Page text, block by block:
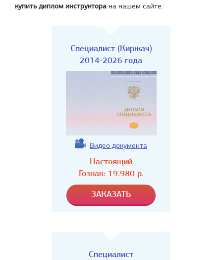
купить диплом инструктора на нашем сайте.
Специалист (Киржач)
2014-2026 года
Видео документа
Настоящий
Гознак: 19.980р.
Специалист